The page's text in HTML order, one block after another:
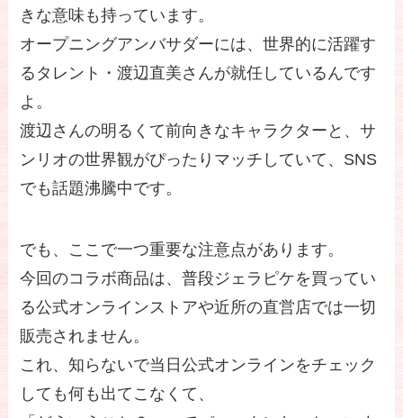
きな意味も持っています。
オープニングアンバサダーには、世界的に活躍す
るタレント・渡辺直美さんが就任しているんです
よ。
渡辺さんの明るくて前向きなキャラクターと、サ
ンリオの世界観がぴったりマッチしていて、SNS
でも話題沸騰中です。
でも、ここで一つ重要な注意点があります。
今回のコラボ商品は、普段ジェラピケを買ってい
る公式オンラインストアや近所の直営店では一切
販売されません。
これ、知らないで当日公式オンラインをチェック
しても何も出てこなくて、